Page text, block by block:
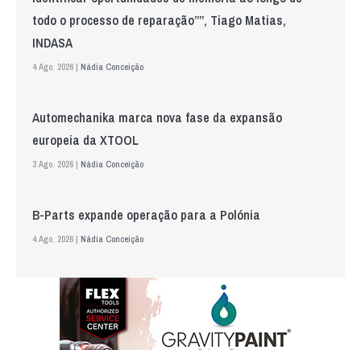
todo o processo de reparação””, Tiago Matias,
INDASA
4 Ago. 2026 | Nádia Conceição
Automechanika marca nova fase da expansão
europeia da XTOOL
3 Ago. 2026 | Nádia Conceição
B-Parts expande operação para a Polónia
4 Ago. 2026 | Nádia Conceição